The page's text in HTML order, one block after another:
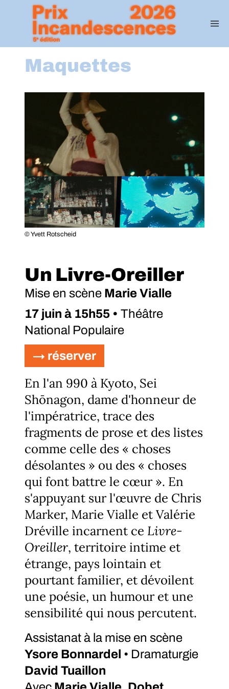
Maquettes
© Yvett Rotscheid
Un Livre-Oreiller
Mise en scène Marie Vialle
17 juin à 15h55 • Théâtre
National Populaire
→ réserver
En l'an 990 à Kyoto, Sei
Shōnagon, dame d'honneur de
l'impératrice, trace des
fragments de prose et des listes
comme celle des « choses
désolantes » ou des « choses
qui font battre le cœur ». En
s'appuyant sur l'œuvre de Chris
Marker, Marie Vialle et Valérie
Dréville incarnent ce Livre-
Oreiller, territoire intime et
étrange, pays lointain et
pourtant familier, et dévoilent
une poésie, un humour et une
sensibilité qui nous percutent.
Assistanat à la mise en scène
Ysore Bonnardel • Dramaturgie
David Tuaillon